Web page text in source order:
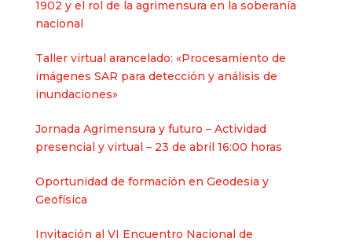
1902 y el rol de la agrimensura en la soberanía
nacional​
Taller virtual arancelado: «Procesamiento de
imágenes SAR para detección y análisis de
inundaciones»
Jornada Agrimensura y futuro – Actividad
presencial y virtual – 23 de abril 16:00 horas
Oportunidad de formación en Geodesia y
Geofísica
Invitación al VI Encuentro Nacional de